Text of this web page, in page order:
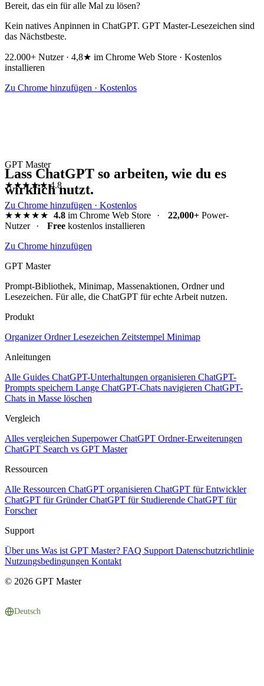
Bereit, das ein für alle Mal zu lösen?
Kein natives Anpinnen in ChatGPT. GPT Master-Lesezeichen sind
das Nächstbeste.
22.000+ Nutzer · 4,8★ im Chrome Web Store · Kostenlos
installieren
Zu Chrome hinzufügen · Kostenlos
GPT Master
★★★★★4.8
Zu Chrome hinzufügen · Kostenlos
Lass ChatGPT so arbeiten, wie du es
wirklich nutzt.
★★★★★ 4.8im Chrome Web Store · 22,000+Power-
Nutzer
· Free kostenlos installieren
Zu Chrome hinzufügen
GPT Master
Prompt-Bibliothek, Minimap, Massenaktionen, Ordner und
Lesezeichen. Für alle, die ChatGPT für echte Arbeit nutzen.
Produkt
OrganizerOrdnerLesezeichen Zeitstempel Minimap
Anleitungen
Alle Guides ChatGPT-Unterhaltungen organisieren ChatGPT-
Prompts speichern Lange ChatGPT-Chats navigieren ChatGPT-
Chats in Masse löschen
Vergleich
Alles vergleichen Superpower ChatGPT Ordner-Erweiterungen
ChatGPT Search vs GPT Master
Ressourcen
Alle Ressourcen ChatGPT organisieren ChatGPT für Entwickler
ChatGPT für GründerChatGPT für Studierende ChatGPT für
Forscher
Support
Über uns Was ist GPT Master? FAQ Support Datenschutzrichtlinie
Nutzungsbedingungen Kontakt
© 2026 GPT Master
Deutsch